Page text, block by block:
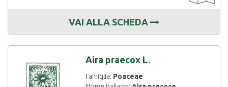
VAI ALLA SCHEDA
Aira praecox L.
Famiglia: Poaceae